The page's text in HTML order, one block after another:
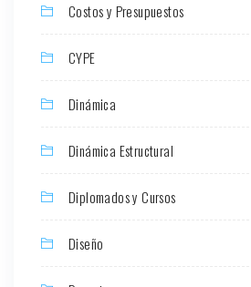
Costos y Presupuestos
CYPE
Dinámica
Dinámica Estructural
Diplomados y Cursos
Diseño